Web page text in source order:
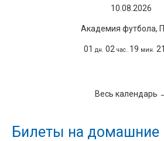
10.08.2026
Академия футбола,
01 дн. 02 час. 19 мин. 20
Весь календарь
Билеты на домашние